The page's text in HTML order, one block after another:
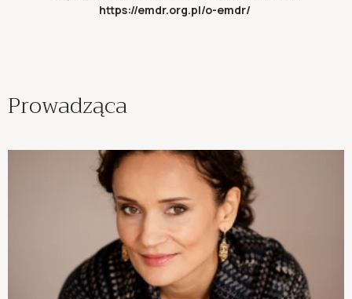
https://emdr.org.pl/o-emdr/
Prowadząca